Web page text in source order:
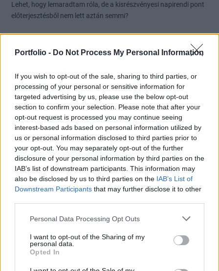
Portfolio - Do Not Process My Personal Information
If you wish to opt-out of the sale, sharing to third parties, or
processing of your personal or sensitive information for
targeted advertising by us, please use the below opt-out
section to confirm your selection. Please note that after your
opt-out request is processed you may continue seeing
interest-based ads based on personal information utilized by
us or personal information disclosed to third parties prior to
your opt-out. You may separately opt-out of the further
disclosure of your personal information by third parties on the
IAB’s list of downstream participants. This information may
also be disclosed by us to third parties on the IAB’s List of
Downstream Participants that may further disclose it to other
Personal Data Processing Opt Outs
I want to opt-out of the Sharing of my
personal data.
Opted In
Lehet, hogy lemaradtam róla, de a kisrészvényesi napirendi pont
előterjesztésből nem lett aztán semmi?
#107373
napirendre? vagy milyen témában lenne előterjesztés?
Delta Nyrt
2025. 04. 28. 18:23
#105972
Dehogynem! Akármeddig csinálhatják a semmittevést; őőőőő ....
akarom mondani a részvényesi érték növelését, szinergiák
kihasználását, akvizíciós lehetőségek aktív keresését, és még
sorolhatnám ezeket a blődli barom lózungokat, vagyis a
beszámolóban olvasható informatív befektetői tájékoztatót és
Delta Nyrt
2025. 01. 21. 20:53
#103140